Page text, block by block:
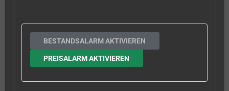
BESTANDSALARM AKTIVIEREN
PREISALARM AKTIVIEREN